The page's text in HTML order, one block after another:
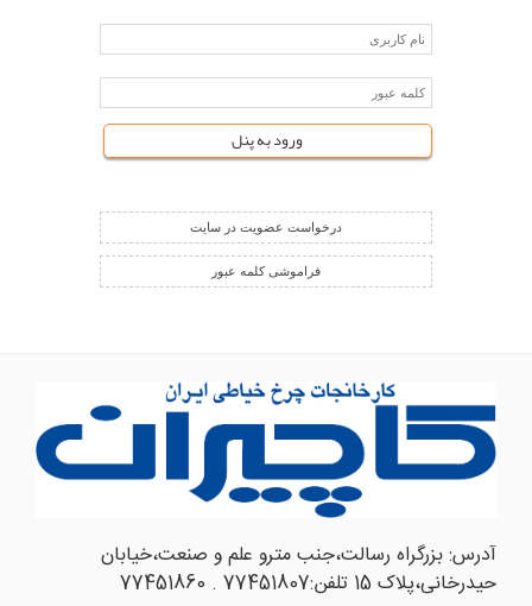
درخواست عضویت در سایت
فراموشی کلمه عبور
آدرس: بزرگراه رسالت،جنب مترو علم و صنعت،خیابان
حیدرخانی،پلاک 15 تلفن:77451807 . 77451860